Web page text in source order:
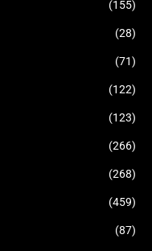
(155)
(28)
(71)
(122)
(123)
(266)
(268)
(459)
(87)